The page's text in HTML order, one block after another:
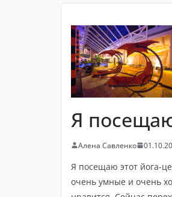
Я
Алена Савленко
Я посещаю этот йога-
очень умные и очень